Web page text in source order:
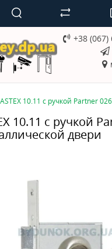
+38 (067)
10.11 с ручкой Partner
10.11 с ручкой
двери